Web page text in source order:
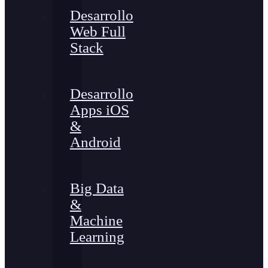
Desarrollo
Web Full
Stack
Desarrollo
Apps iOS
&
Android
Big Data
&
Machine
Learning